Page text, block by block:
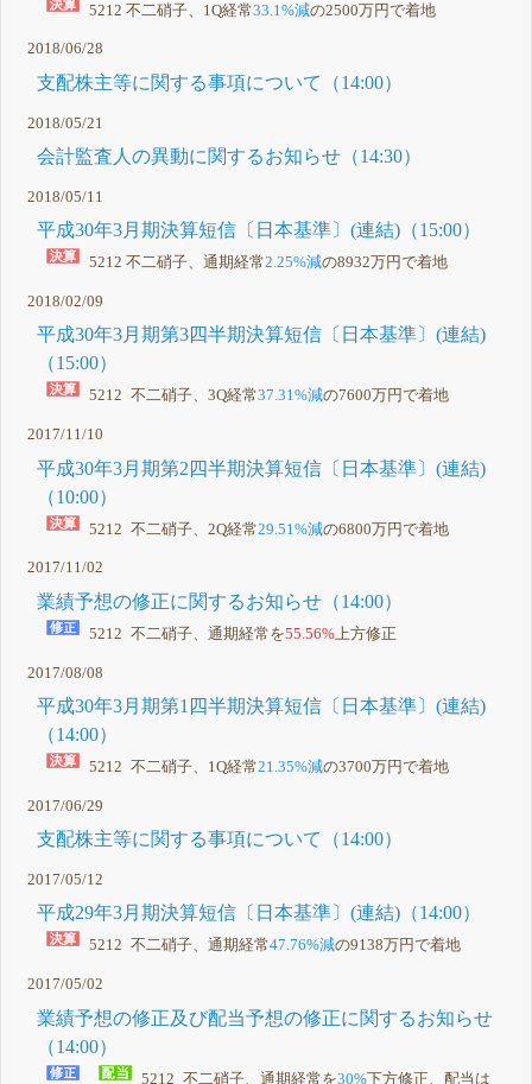
5212 不二硝子、1Q経常33.1%減の2500万円で着地
2018/06/28
支配株主等に関する事項について（14:00）
2018/05/21
会計監査人の異動に関するお知らせ（14:30）
2018/05/11
平成30年3月期決算短信〔日本基準〕(連結)（15:00）
5212 不二硝子、通期経常2.25%減の8932万円で着地
2018/02/09
平成30年3月期第3四半期決算短信〔日本基準〕(連結)
（15:00）
5212 不二硝子、3Q経常37.31%減の7600万円で着地
2017/11/10
平成30年3月期第2四半期決算短信〔日本基準〕(連結)
（10:00）
5212 不二硝子、2Q経常29.51%減の6800万円で着地
2017/11/02
業績予想の修正に関するお知らせ（14:00）
5212 不二硝子、通期経常を55.56%上方修正
2017/08/08
平成30年3月期第1四半期決算短信〔日本基準〕(連結)
（14:00）
5212 不二硝子、1Q経常21.35%減の3700万円で着地
2017/06/29
支配株主等に関する事項について（14:00）
2017/05/12
平成29年3月期決算短信〔日本基準〕(連結)（14:00）
5212 不二硝子、通期経常47.76%減の9138万円で着地
2017/05/02
業績予想の修正及び配当予想の修正に関するお知らせ
（14:00）
5212 不二硝子、通期経常を30%下方修正、配当は